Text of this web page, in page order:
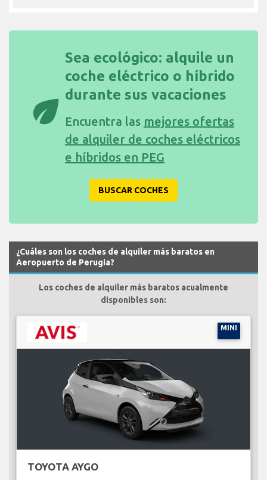
eco
Sea ecológico: alquile un
coche eléctrico o híbrido
durante sus vacaciones
Encuentra las mejores ofertas
de alquiler de coches eléctricos
e híbridos en PEG
BUSCAR COCHES
¿Cuáles son los coches de alquiler más baratos en
Aeropuerto de Perugia?
Los coches de alquiler más baratos acualmente
disponibles son:
MINI
TOYOTA AYGO